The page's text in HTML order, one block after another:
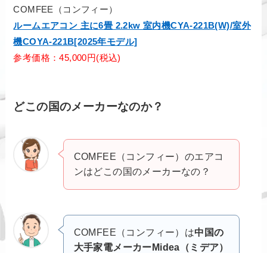
COMFEE（コンフィー）
ルームエアコン 主に6畳 2.2kw 室内機CYA-221B(W)/室外
機COYA-221B[2025年モデル]
参考価格：45,000円(税込)
どこの国のメーカーなのか？
COMFEE（コンフィー）のエアコ
ンはどこの国のメーカーなの？
COMFEE（コンフィー）は中国の
大手家電メーカーMidea（ミデア）